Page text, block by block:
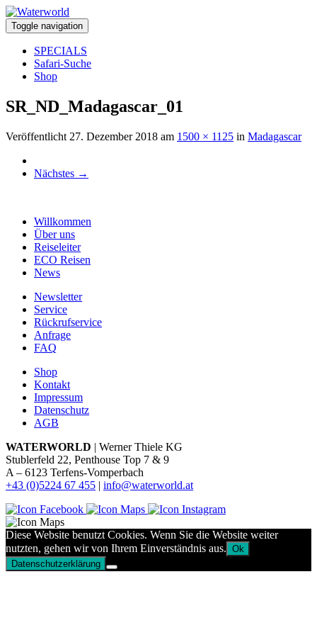
Toggle navigation
SPECIALS
Safari-Suche
Shop
SR_ND_Madagascar_01
Veröffentlicht 27. Dezember 2018 am 1500 × 1125 in Madagascar
Nächstes →
Willkommen
Über uns
Reiseleiter
ECO Reisen
News
Newsletter
Service
Rückrufservice
Anfrage
FAQ
Shop
Kontakt
Impressum
Datenschutz
AGB
WATERWORLD | Werner Thiele KG
Stublerfeld 22, Penthouse Top 7 & 9
A – 6123 Terfens-Vomperbach
+43 (0)5224 67 455 | info@waterworld.at
Diese Website benutzt Cookies. Wenn Sie die Website weiter
nutzten, gehen wir von Ihrem Einverständnis aus. Ok
Datenschutzerklärung